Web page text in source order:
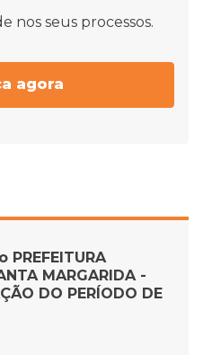
nos seus processos.
agora
MARGARIDA -
DO PERÍODO DE